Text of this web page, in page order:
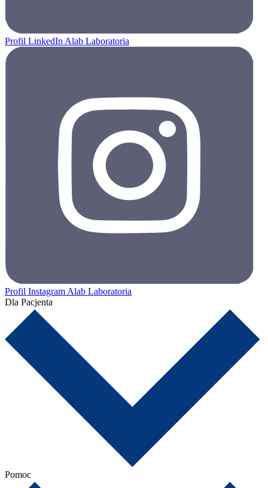
Profil LinkedIn Alab Laboratoria
Profil Instagram Alab Laboratoria
Dla Pacjenta
Pomoc